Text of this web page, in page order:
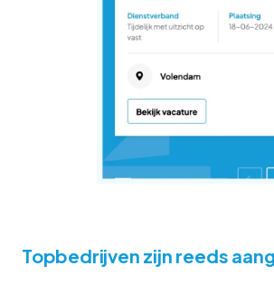
Topbedrijven zijn reeds